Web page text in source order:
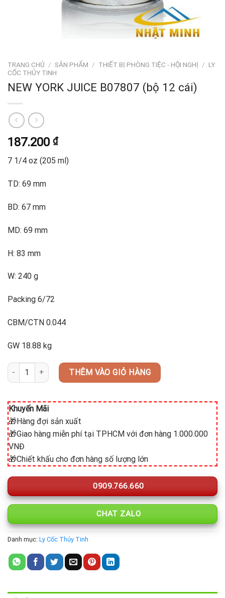
TRANG CHỦ / SẢN PHẨM / THIẾT BỊ PHÒNG TIỆC - HỘI NGHỊ / LY
CỐC THỦY TINH
NEW YORK JUICE B07807 (bộ 12 cái)
187.200 ₫
7 1/4 oz (205 ml)
TD: 69 mm
BD: 67 mm
MD: 69 mm
H: 83 mm
W: 240 g
Packing 6/72
CBM/CTN 0.044
GW 18.88 kg
NEW YORK JUICE B07807 (bộ 12 cái) số lượng
THÊM VÀO GIỎ HÀNG
Khuyến Mãi
🎁Hàng đợi sản xuất
🎁Giao hàng miễn phí tại TPHCM với đơn hàng 1.000.000
VNĐ
🎁Chiết khấu cho đơn hàng số lượng lớn
0909.766.660
CHAT ZALO
Danh mục: Ly Cốc Thủy Tinh